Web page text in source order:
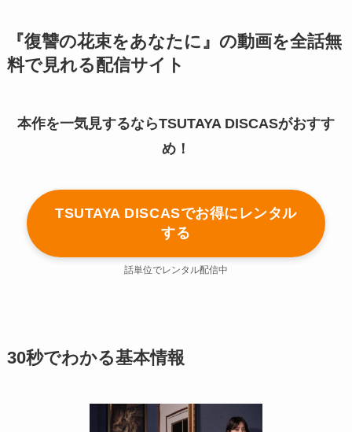
『復讐の花束をあなたに』の動画を全話無
料で見れる配信サイト
本作を一気見するならTSUTAYA DISCASがおすす
め！
TSUTAYA DISCASでお得にレンタル
する
話単位でレンタル配信中
30秒でわかる基本情報